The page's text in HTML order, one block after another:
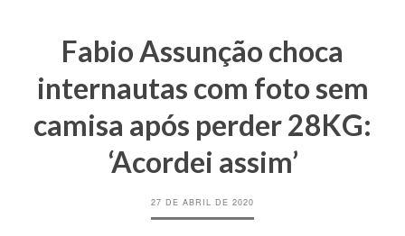
Fabio Assunção choca
internautas com foto sem
camisa após perder 28KG:
‘Acordei assim’
27 DE ABRIL DE 2020